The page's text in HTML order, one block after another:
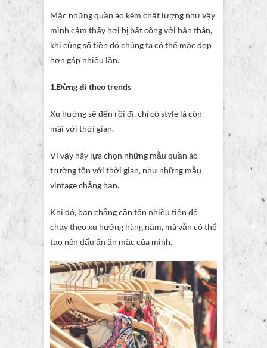
Mặc những quần áo kém chất lượng như vậy
mình cảm thấy hơi bị bất công với bản thân,
khi cùng số tiền đó chúng ta có thể mặc đẹp
hơn gấp nhiều lần.
1.Đừng đi theo trends
Xu hướng sẽ đến rồi đi, chỉ có style là còn
mãi với thời gian.
Vì vậy hãy lựa chọn những mẫu quần áo
trường tồn với thời gian, như những mẫu
vintage chẳng hạn.
Khi đó, bạn chẳng cần tốn nhiều tiền để
chạy theo xu hướng hàng năm, mà vẫn có thể
tạo nên dấu ấn ăn mặc của mình.